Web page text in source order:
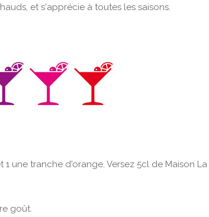
et s'apprécie à toutes les saisons.
une tranche d'orange. Versez 5cl de Maison La
goût.